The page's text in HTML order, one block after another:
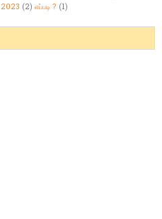
2023 (2) எப்படி ? (1)